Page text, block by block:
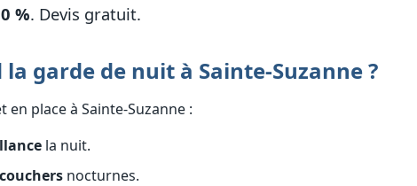
%. Devis gratuit.
garde de nuit à Sainte-Suzanne ?
en place à Sainte-Suzanne :
la nuit.
nocturnes.